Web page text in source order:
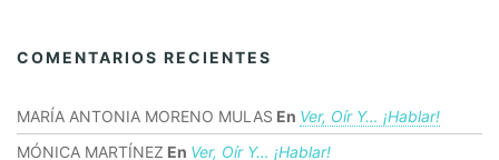
COMENTARIOS RECIENTES
MARÍA ANTONIA MORENO MULAS En Ver, Oír Y… ¡hablar!
MÓNICA MARTÍNEZ En Ver, Oír Y… ¡hablar!